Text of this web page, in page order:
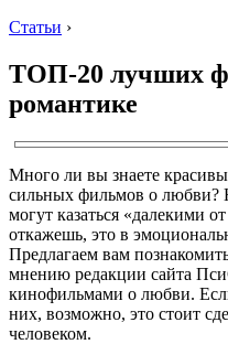
Статьи ›
ТОП-20 лучших
романтике
Много ли вы знаете
сильных фильмов о любви?
могут казаться «далекими
откажешь, это в
Предлагаем вам
мнению редакции сайта
кинофильмами о любви.
них, возможно, это стоит
человеком.